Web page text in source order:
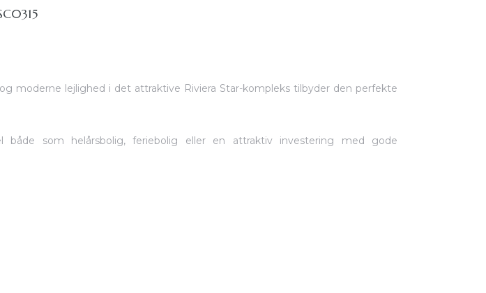
moderne lejlighed i det attraktive Riviera Star-kompleks tilbyder den perfekte
som helårsbolig, feriebolig eller en attraktiv investering med gode